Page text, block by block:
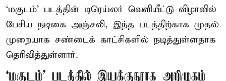
‘மகுடம்’ படத்தின் டிரெய்லர் வெளியீட்டு விழாவில்
பேசிய நடிகை அஞ்சலி, இந்த படத்திற்காக முதல்
முறையாக சண்டைக் காட்சிகளில் நடித்துள்ளதாக
தெரிவித்துள்ளார்.
‘மகுடம்’ படத்தில் இயக்குநராக அறிமுகம்